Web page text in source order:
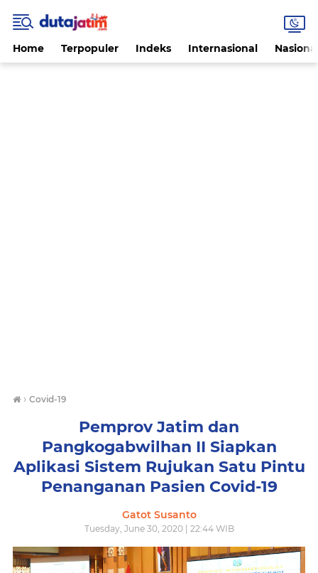
Home Terpopuler Indeks Internasional
› Covid-19
Pemprov Jatim dan
Pangkogabwilhan II Siapkan
Aplikasi Sistem Rujukan Satu Pintu
Penanganan Pasien Covid-19
Gatot Susanto
Tuesday, June 30, 2020 | 22:44 WIB